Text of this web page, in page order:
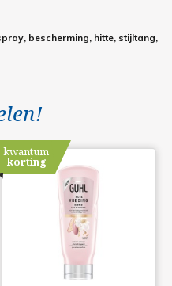
bescherming, hitte, stijltang,
kwantum
korting